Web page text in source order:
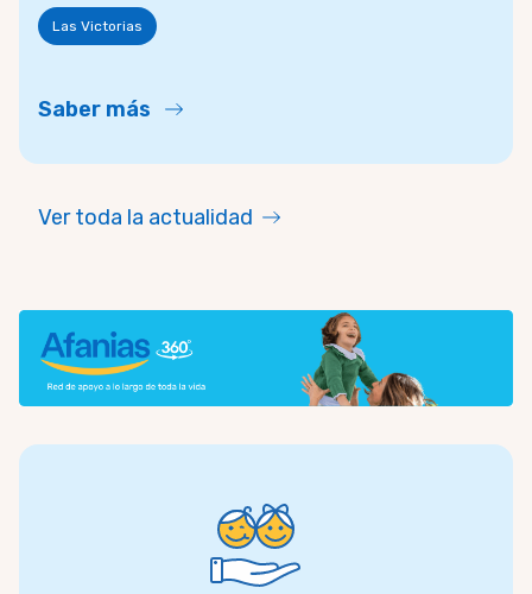
Las Victorias
Saber más
Ver toda la actualidad